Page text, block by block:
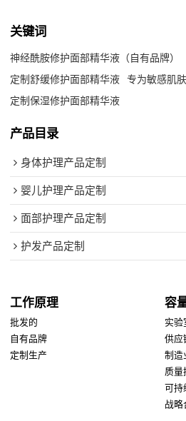
关键词
神经酰胺修护面部精华液（自有品牌）
定制舒缓修护面部精华液
专为敏感肌
定制保湿修护面部精华液
产品目录
身体护理产品定制
婴儿护理产品定制
面部护理产品定制
护发产品定制
工作原理
批发的
自有品牌
定制生产
容
实验
供应
制造
质量
可持
战略